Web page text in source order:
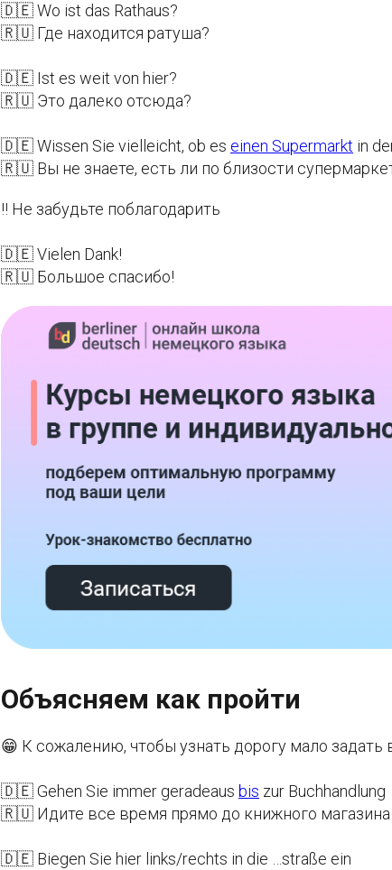
🇩🇪 Wo ist das Rathaus?
🇷🇺 Где находится ратуша?
🇩🇪 Ist es weit von hier?
🇷🇺 Это далеко отсюда?
🇩🇪 Wissen Sie vielleicht, ob es einen Supermarkt in
🇷🇺 Вы не знаете, есть ли по близости
‼️ Не забудьте поблагодарить
🇩🇪 Vielen Dank!
🇷🇺 Большое спасибо!
Объясняем как пройти
😁 К сожалению, чтобы узнать дорогу мало
🇩🇪 Gehen Sie immer geradeaus bis zur Buchhandlung
🇷🇺 Идите все время прямо до книжного магазина
🇩🇪 Biegen Sie hier links/rechts in die …straße ein